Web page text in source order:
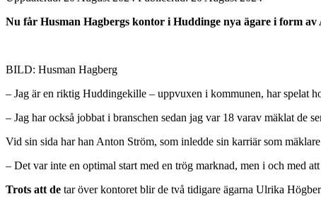
Nu får Husman Hagbergs kontor i Huddinge nya ägare i form
BILD: Husman Hagberg
– Jag är en riktig Huddingekille – uppvuxen i kommunen, har spelat
– Jag har också jobbat i branschen sedan jag var 18 varav mäklat de
Vid sin sida har han Anton Ström, som inledde sin karriär som
– Det var inte en optimal start med en trög marknad, men i och med
Trots att de tar över kontoret blir de två tidigare ägarna Ulrika